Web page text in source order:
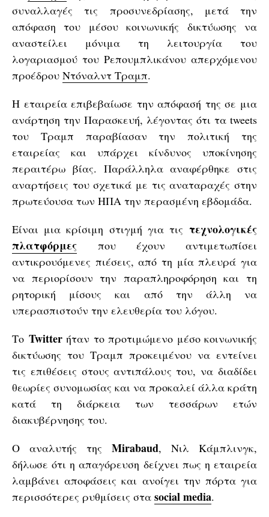
συναλλαγές τις προσυνεδρίασης, μετά την
απόφαση του μέσου κοινωνικής δικτύωσης να
αναστείλει μόνιμα τη λειτουργία του
λογαριασμού του Ρεπουμπλικάνου απερχόμενου
προέδρου Ντόναλντ Τραμπ.
Η εταιρεία επιβεβαίωσε την απόφασή της σε μια
ανάρτηση την Παρασκευή, λέγοντας ότι τα tweets
του Τραμπ παραβίασαν την πολιτική της
εταιρείας και υπάρχει κίνδυνος υποκίνησης
περαιτέρω βίας. Παράλληλα αναφέρθηκε στις
αναρτήσεις του σχετικά με τις αναταραχές στην
πρωτεύουσα των ΗΠΑ την περασμένη εβδομάδα.
Είναι μια κρίσιμη στιγμή για τις τεχνολογικές
πλατφόρμες που έχουν αντιμετωπίσει
αντικρουόμενες πιέσεις, από τη μία πλευρά για
να περιορίσουν την παραπληροφόρηση και τη
ρητορική μίσους και από την άλλη να
υπερασπιστούν την ελευθερία του λόγου.
Το Twitterήταν το προτιμώμενο μέσο κοινωνικής
δικτύωσης του Τραμπ προκειμένου να εντείνει
τις επιθέσεις στους αντιπάλους του, να διαδίδει
θεωρίες συνομωσίας και να προκαλεί άλλα κράτη
κατά τη διάρκεια των τεσσάρων ετών
διακυβέρνησης του.
Ο αναλυτής τηςMirabaud, Νιλ Κάμπλινγκ,
δήλωσε ότι η απαγόρευση δείχνει πως η εταιρεία
λαμβάνει αποφάσεις και ανοίγει την πόρτα για
περισσότερες ρυθμίσεις στα social media.